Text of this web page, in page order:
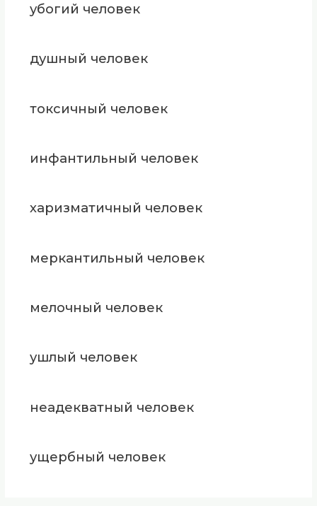
убогий человек
душный человек
токсичный человек
инфантильный человек
харизматичный человек
меркантильный человек
мелочный человек
ушлый человек
неадекватный человек
ущербный человек